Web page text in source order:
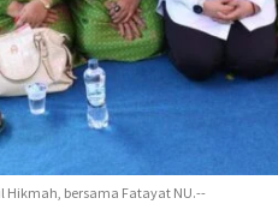
Hikmah, bersama Fatayat NU.--